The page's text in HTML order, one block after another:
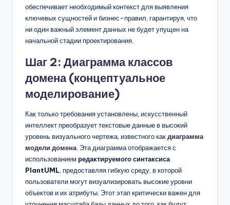
обеспечивает необходимый контекст для выявления
ключевых сущностей и бизнес-правил, гарантируя, что
ни один важный элемент данных не будет упущен на
начальной стадии проектирования.
Шаг 2: Диаграмма классов
домена (концептуальное
моделирование)
Как только требования установлены, искусственный
интеллект преобразует текстовые данные в высокий
уровень визуального чертежа, известного какдиаграмма
модели домена . Эта диаграмма отображается с
использованием редактируемого синтаксиса
PlantUML , предоставляя гибкую среду, в которой
пользователи могут визуализировать высокие уровни
объектов и их атрибуты. Этот этап критически важен для